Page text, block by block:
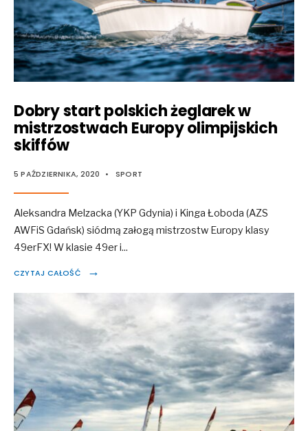
Dobry start polskich żeglarek w
mistrzostwach Europy olimpijskich
skiffów
5 PAŹDZIERNIKA, 2020 • SPORT
Aleksandra Melzacka (YKP Gdynia) i Kinga Łoboda (AZS
AWFiS Gdańsk) siódmą załogą mistrzostw Europy klasy
49erFX! W klasie 49er i...
CZYTAJ CAŁOŚĆ →